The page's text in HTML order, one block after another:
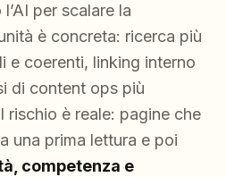
per scalare la
è concreta: ricerca più
e coerenti, linking interno
di content ops più
rischio è reale: pagine che
una prima lettura e poi
competenza e